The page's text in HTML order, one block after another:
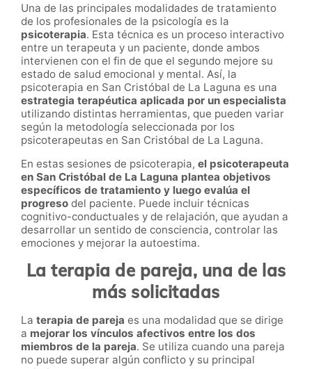
Una de las principales modalidades de tratamiento
de los profesionales de la psicología es la
psicoterapia. Esta técnica es un proceso interactivo
entre un terapeuta y un paciente, donde ambos
intervienen con el fin de que el segundo mejore su
estado de salud emocional y mental. Así, la
psicoterapia en San Cristóbal de La Laguna es una
estrategia terapéutica aplicada por un especialista
utilizando distintas herramientas, que pueden variar
según la metodología seleccionada por los
psicoterapeutas en San Cristóbal de La Laguna.
En estas sesiones de psicoterapia, el psicoterapeuta
en San Cristóbal de La Laguna plantea objetivos
específicos de tratamiento y luego evalúa el
progreso del paciente. Puede incluir técnicas
cognitivo-conductuales y de relajación, que ayudan a
desarrollar un sentido de consciencia, controlar las
emociones y mejorar la autoestima.
La terapia de pareja, una de las
más solicitadas
La terapia de pareja es una modalidad que se dirige
a mejorar los vínculos afectivos entre los dos
miembros de la pareja. Se utiliza cuando una pareja
no puede superar algún conflicto y su principal